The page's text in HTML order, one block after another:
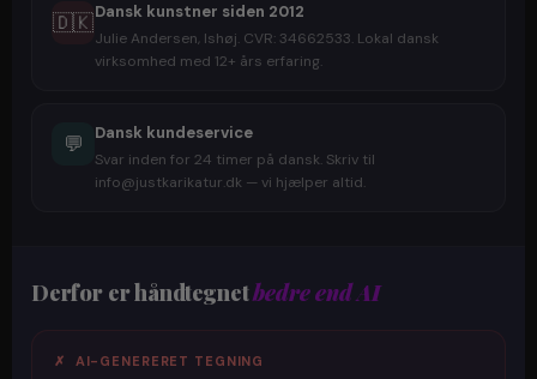
🇩🇰Dansk kunstner siden 2012
Julie Andersen, Ishøj. CVR: 34662533. Lokal dansk
virksomhed med 12+ års erfaring.
💬 Dansk kundeservice
Svar inden for 24 timer på dansk. Skriv til
info@justkarikatur.dk — vi hjælper altid.
Derfor er håndtegnetbedre end AI
✗ AI-GENERERET TEGNING